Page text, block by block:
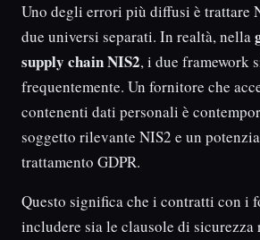
Uno degli errori più diffusi è trattare
due universi separati. In realtà, nella
supply chain NIS2, i due framework
frequentemente. Un fornitore che
contenenti dati personali è
soggetto rilevante NIS2 e un
trattamento GDPR.
Questo significa che i contratti con i
includere sia le clausole di sicurezza